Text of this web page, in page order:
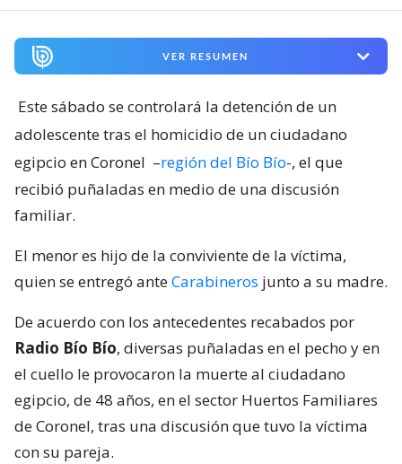
VER RESUMEN
Este sábado se controlará la detención de un
adolescente tras el homicidio de un ciudadano
egipcio en Coronel –región del Bío Bío-, el que
recibió puñaladas en medio de una discusión
familiar.
El menor es hijo de la conviviente de la víctima,
quien se entregó anteCarabineros junto a su madre.
De acuerdo con los antecedentes recabados por
Radio Bío Bío, diversas puñaladas en el pecho y en
el cuello le provocaron la muerte al ciudadano
egipcio, de 48 años, en el sector Huertos Familiares
de Coronel, tras una discusión que tuvo la víctima
con su pareja.